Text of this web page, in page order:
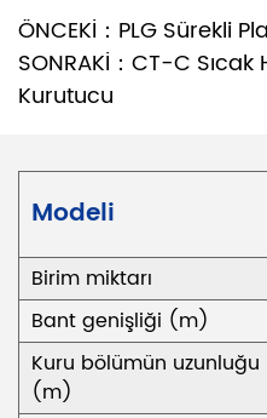
ÖNCEKİ：PLG Sürekli
SONRAKİ：CT-C Sıcak
Kurutucu
Modeli
Birim miktarı
Bant genişliği (m)
Kuru bölümün uzunluğu
(m)